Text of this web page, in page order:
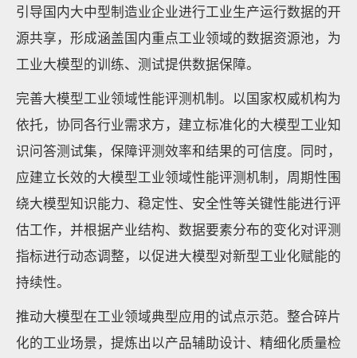
引导国内大中型制造业企业进行工业生产运行数据的开
源共享，形成涵盖国内重点工业领域的数据资源池，为
工业大模型的训练、测试提供数据保障。
完善大模型工业领域性能评测机制。以国家权威机构为
依托，协同各行业需求方，建立标准化的大模型工业知
识问答测试集，保障评测效率和结果的可信度。同时，
应建立长效的大模型工业领域性能评测机制，周期性围
绕大模型知识能力、稳定性、安全性等关键性能进行评
估工作，并根据产业结构、数据要素分布的变化对评测
指标进行动态调整，以促进大模型对新型工业化赋能的
持续性。
推动大模型在工业领域典型应用的试点示范。整合碎片
化的工业场景，提炼出以产品辅助设计、精细化质量检